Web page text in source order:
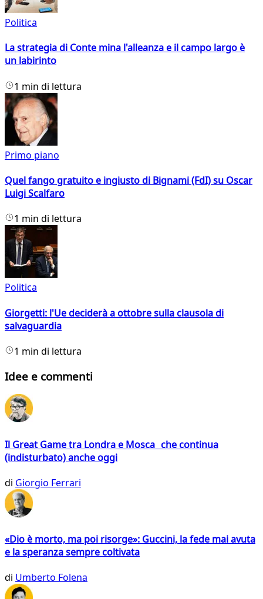
Politica
La strategia di Conte mina l'alleanza e il campo largo è
un labirinto
1 min di lettura
Primo piano
Quel fango gratuito e ingiusto di Bignami (FdI) su Oscar
Luigi Scalfaro
1 min di lettura
Politica
Giorgetti: l'Ue deciderà a ottobre sulla clausola di
salvaguardia
1 min di lettura
Idee e commenti
Il Great Game tra Londra e Mosca che continua
(indisturbato) anche oggi
di Giorgio Ferrari
«Dio è morto, ma poi risorge»: Guccini, la fede mai avuta
e la speranza sempre coltivata
di Umberto Folena